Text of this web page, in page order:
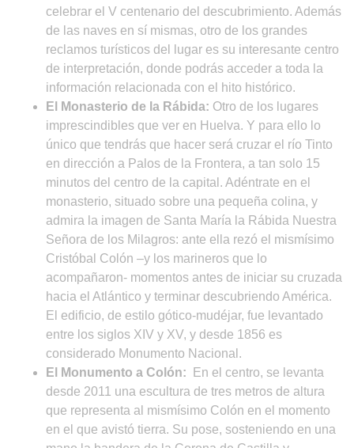
celebrar el V centenario del descubrimiento. Además
de las naves en sí mismas, otro de los grandes
reclamos turísticos del lugar es su interesante centro
de interpretación, donde podrás acceder a toda la
información relacionada con el hito histórico.
El Monasterio de la Rábida: Otro de los lugares
imprescindibles que ver en Huelva. Y para ello lo
único que tendrás que hacer será cruzar el río Tinto
en dirección a Palos de la Frontera, a tan solo 15
minutos del centro de la capital. Adéntrate en el
monasterio, situado sobre una pequeña colina, y
admira la imagen de Santa María la Rábida Nuestra
Señora de los Milagros: ante ella rezó el mismísimo
Cristóbal Colón –y los marineros que lo
acompañaron- momentos antes de iniciar su cruzada
hacia el Atlántico y terminar descubriendo América.
El edificio, de estilo gótico-mudéjar, fue levantado
entre los siglos XIV y XV, y desde 1856 es
considerado Monumento Nacional.
El Monumento a Colón: En el centro, se levanta
desde 2011 una escultura de tres metros de altura
que representa al mismísimo Colón en el momento
en el que avistó tierra. Su pose, sosteniendo en una